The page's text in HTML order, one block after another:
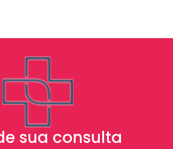
sua consulta